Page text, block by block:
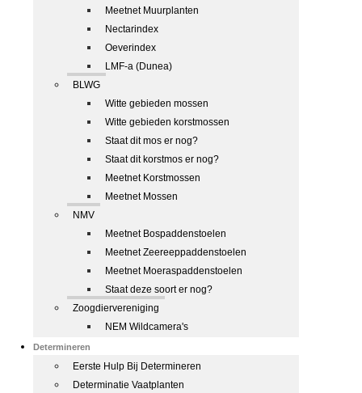
Meetnet Muurplanten
Nectarindex
Oeverindex
LMF-a (Dunea)
BLWG
Witte gebieden mossen
Witte gebieden korstmossen
Staat dit mos er nog?
Staat dit korstmos er nog?
Meetnet Korstmossen
Meetnet Mossen
NMV
Meetnet Bospaddenstoelen
Meetnet Zeereeppaddenstoelen
Meetnet Moeraspaddenstoelen
Staat deze soort er nog?
Zoogdiervereniging
NEM Wildcamera's
Determineren
Eerste Hulp Bij Determineren
Determinatie Vaatplanten